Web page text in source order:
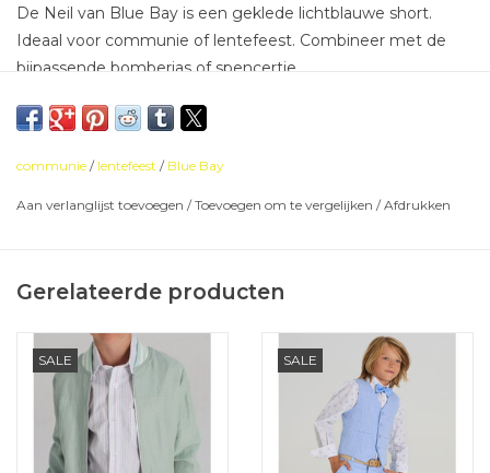
De Neil van Blue Bay is een geklede lichtblauwe short.
Ideaal voor communie of lentefeest. Combineer met de
bijpassende bomberjas of spencertje.
communie / lentefeest / Blue Bay
Aan verlanglijst toevoegen /Toevoegen om te vergelijken /Afdrukken
Gerelateerde producten
SALE SALE